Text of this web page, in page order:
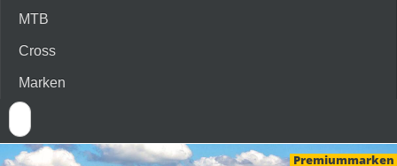
MTB
Cross
Marken